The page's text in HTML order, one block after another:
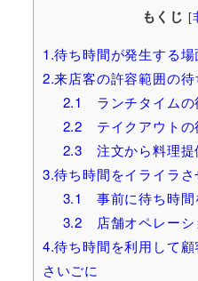
もくじ [
1.待ち時間が発生する場
2.来店客の許容範囲の待
2.1 ランチタイムの
2.2 テイクアウトの
2.3 注文から料理提
3.待ち時間をイライラ
3.1 事前に待ち時間
3.2 店舗オペレーシ
4.待ち時間を利用して
さいごに